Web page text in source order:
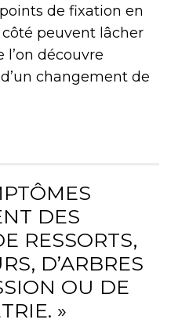
de fixation en
peuvent lâcher
découvre
changement de
DES
RESSORTS,
D’ARBRES
OU DE
»